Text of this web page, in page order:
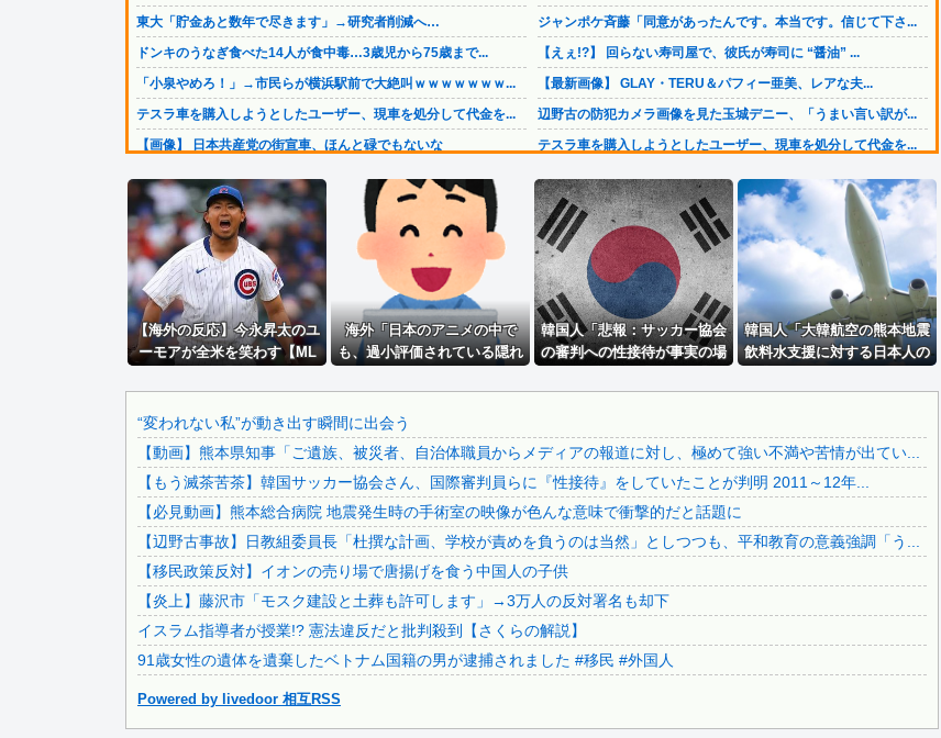
東大「貯金あと数年で尽きます」→研究者削減へ…
ドンキのうなぎ食べた14人が食中毒…3歳児から75歳まで...
「小泉やめろ！」→市民らが横浜駅前で大絶叫ｗｗｗｗｗｗｗ...
テスラ車を購入しようとしたユーザー、現車を処分して代金を...
【画像】 日本共産党の街宣車、ほんと碌でもないな
ペレスとキャデラックF1の契約は2026年の1年のみ、2...
ドンキのうなぎ食べた14人が食中毒…3歳児から75歳まで...
【朗報】中居正広さん、また聖人エピソードが追加されるｗｗ...
積水ハウス「地面師に55億円騙し取られた…」ワイ「はえー...
【悲報】 ドル円、年末150円割れへｗｗｗｗｗ
【画像】いしかわじゅんの反戦漫画、意味不明すぎる…ネット...
【動画】広島に落とされた『原子爆弾』の『再現動画』がこち...
プロレスラーなのにデビュー曲が“80万枚”大ヒット！「ビ...
中国外務省「日本は原爆落とされて当然。どの国も同情なんか...
福田雄一「新ケロロに福田組が出ます！」→爆死 ちいかわの...
【もう滅茶苦茶】韓国サッカー協会さん、国際審判員らに『性...
【極旨牛鉄板】 吉野家のステーキ定食1500円、ガチで美...
【復讐】 絶対に「植えてはいけない植物」を小学校に植えた...
中国「台風接近！」台風13号「三峡直撃予測」中国「上流大...
韓国人インフルエンサー(49)、日本で次々と車に衝突 計...
中国とロシア海軍艦艇4隻が日本列島を一周…防衛省が全航路...
「あきれてモノが言えない」「国を維持できるの？」外国人の...
同僚の美人に土下座して必死に頼んだらこうなるｗｗｗ
ジャンポケ斉藤「同意があったんです。本当です。信じて下さ...
【えぇ!?】 回らない寿司屋で、彼氏が寿司に “醤油” ...
【最新画像】 GLAY・TERU＆パフィー亜美、レアな夫...
辺野古の防犯カメラ画像を見た玉城デニー、「うまい言い訳が...
テスラ車を購入しようとしたユーザー、現車を処分して代金を...
【画像】 日本共産党の街宣車、ほんと碌でもないな
積水ハウス「地面師に55億円騙し取られた…」ワイ「はえー...
【極旨牛鉄板】 吉野家のステーキ定食1500円、ガチで美...
「高市早苗はどんだけ自己顕示欲が強いんだ」と左派が『高木...
【復讐】 絶対に「植えてはいけない植物」を小学校に植えた...
【警告】 住宅ローン、ガチでヤバくなるぞ・・・・・
【動画】熊本県知事「ご遺族、被災者、自治体職員からメディ...
【もう滅茶苦茶】韓国サッカー協会さん、国際審判員らに『性...
【辺野古事故】日教組委員長「杜撰な計画、学校が責めを負う...
【移民政策反対】イオンの売り場で唐揚げを食う中国人の子供
【炎上】藤沢市「モスク建設と土葬も許可します」→3万人の...
91歳女性の遺体を遺棄したベトナム国籍の男が逮捕されまし...
日本旅行キャンセルすべきか…1万年ぶり史上最大級の火山の...
無気力な韓国代表、オーストリアにも0-1で敗北…3月のA...
3.1節がある月なのに…3月のカレンダーに日本の富士山・...
韓国代表、コートジボワールに0対4で完敗＝韓国の反応
【海外の反応】今永昇太のユ
ーモアが全米を笑わす【ML
海外「日本のアニメの中で
も、過小評価されている隠れ
だよね・・・！」【海外の反
韓国人「悲報：サッカー協会
の審判への性接待が事実の場
剥奪される模様…（ﾌﾞﾙﾌﾞﾙ」
韓国人「大韓航空の熊本地震
飲料水支援に対する日本人の
→「」
“変われない私”が動き出す瞬間に出会う
【動画】熊本県知事「ご遺族、被災者、自治体職員からメディアの報道に対し、極めて強い不満や苦情が出てい...
【もう滅茶苦茶】韓国サッカー協会さん、国際審判員らに『性接待』をしていたことが判明 2011～12年...
【必見動画】熊本総合病院 地震発生時の手術室の映像が色んな意味で衝撃的だと話題に
【辺野古事故】日教組委員長「杜撰な計画、学校が責めを負うのは当然」としつつも、平和教育の意義強調「う...
【移民政策反対】イオンの売り場で唐揚げを食う中国人の子供
【炎上】藤沢市「モスク建設と土葬も許可します」→3万人の反対署名も却下
イスラム指導者が授業!? 憲法違反だと批判殺到【さくらの解説】
91歳女性の遺体を遺棄したベトナム国籍の男が逮捕されました #移民 #外国人
Powered by livedoor 相互RSS